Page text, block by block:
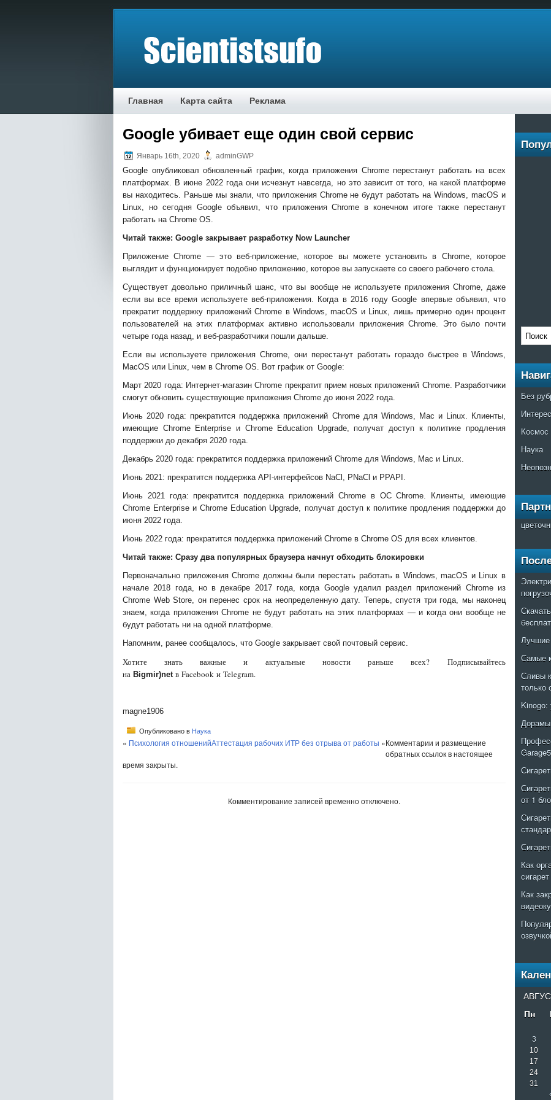
Главная Карта сайта Реклама
Google убивает еще один свой сервис
Январь 16th, 2020 adminGWP
Google опубликовал обновленный график, когда приложения Chrome перестанут работать на всех
платформах. В июне 2022 года они исчезнут навсегда, но это зависит от того, на какой платформе
вы находитесь. Раньше мы знали, что приложения Chrome не будут работать на Windows, macOS и
Linux, но сегодня Google объявил, что приложения Chrome в конечном итоге также перестанут
работать на Chrome OS.
Читай также: Google закрывает разработку Now Launcher
Приложение Chrome — это веб-приложение, которое вы можете установить в Chrome, которое
выглядит и функционирует подобно приложению, которое вы запускаете со своего рабочего стола.
Существует довольно приличный шанс, что вы вообще не используете приложения Chrome, даже
если вы все время используете веб-приложения. Когда в 2016 году Google впервые объявил, что
прекратит поддержку приложений Chrome в Windows, macOS и Linux, лишь примерно один процент
пользователей на этих платформах активно использовали приложения Chrome. Это было почти
четыре года назад, и веб-разработчики пошли дальше.
Если вы используете приложения Chrome, они перестанут работать гораздо быстрее в Windows,
MacOS или Linux, чем в Chrome OS. Вот график от Google:
Март 2020 года: Интернет-магазин Chrome прекратит прием новых приложений Chrome. Разработчики
смогут обновить существующие приложения Chrome до июня 2022 года.
Июнь 2020 года: прекратится поддержка приложений Chrome для Windows, Mac и Linux. Клиенты,
имеющие Chrome Enterprise и Chrome Education Upgrade, получат доступ к политике продления
поддержки до декабря 2020 года.
Декабрь 2020 года: прекратится поддержка приложений Chrome для Windows, Mac и Linux.
Июнь 2021: прекратится поддержка API-интерфейсов NaCl, PNaCl и PPAPI.
Июнь 2021 года: прекратится поддержка приложений Chrome в ОС Chrome. Клиенты, имеющие
Chrome Enterprise и Chrome Education Upgrade, получат доступ к политике продления поддержки до
июня 2022 года.
Июнь 2022 года: прекратится поддержка приложений Chrome в Chrome OS для всех клиентов.
Читай также: Сразу два популярных браузера начнут обходить блокировки
Первоначально приложения Chrome должны были перестать работать в Windows, macOS и Linux в
начале 2018 года, но в декабре 2017 года, когда Google удалил раздел приложений Chrome из
Chrome Web Store, он перенес срок на неопределенную дату. Теперь, спустя три года, мы наконец
знаем, когда приложения Chrome не будут работать на этих платформах — и когда они вообще не
будут работать ни на одной платформе.
Напомним, ранее сообщалось, что Google закрывает свой почтовый сервис.
Хотите знать важные и актуальные новости раньше всех? Подписывайтесь
на Bigmir)netв Facebook и Telegram.
magne1906
Опубликовано в Наука
« Психология отношенийАттестация рабочих ИТР без отрыва от работы »Комментарии и размещение
обратных ссылок в настоящее
время закрыты.
Комментирование записей временно отключено.
Без
Космос
Наука
Лучшие
Самые
Сливы
только
Kinogo:
Дорамы
от 1
Как
Как
Пн
3
10
17
24
31